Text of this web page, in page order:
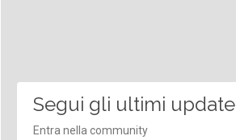
Segui gli ultimi update
Entra nella community